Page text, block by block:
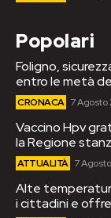
Popolari
Foligno,
entro le metà
CRONACA 7 Agosto
Vaccino Hpv
la Regione
ATTUALITÀ 7
Alte
i cittadini e